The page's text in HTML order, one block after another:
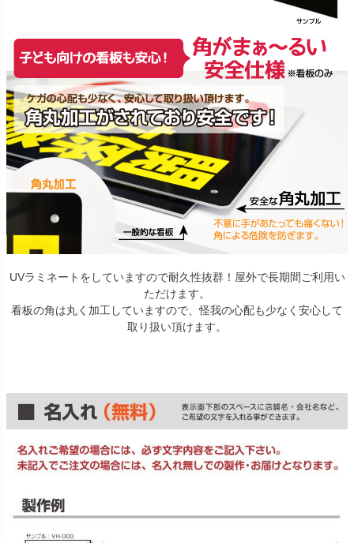
UVラミネートをしていますので耐久性抜群！屋外で長期間ご利用い
ただけます。
看板の角は丸く加工していますので、怪我の心配も少なく安心して
取り扱い頂けます。